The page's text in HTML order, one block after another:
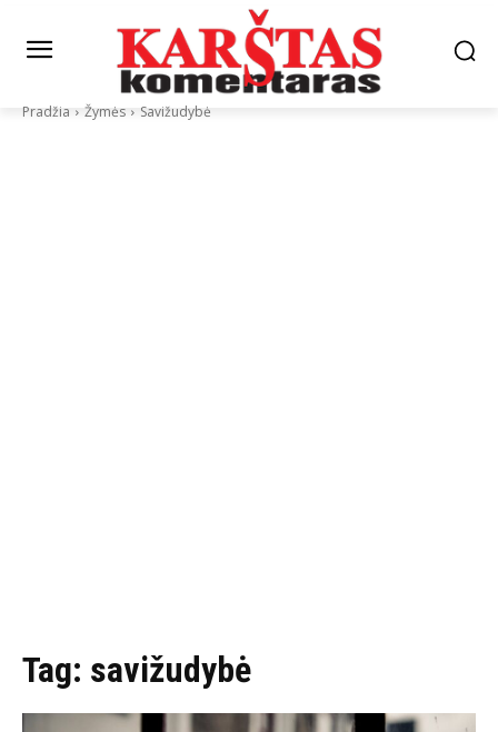
Pradžia Žymės Savižudybė
Tag: savižudybė